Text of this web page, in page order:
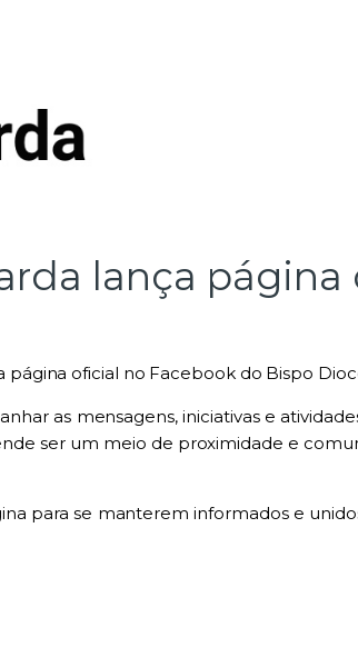
lança
oficial no Facebook do Bispo
as mensagens, iniciativas e
ser um meio de proximidade e
para se manterem informados e